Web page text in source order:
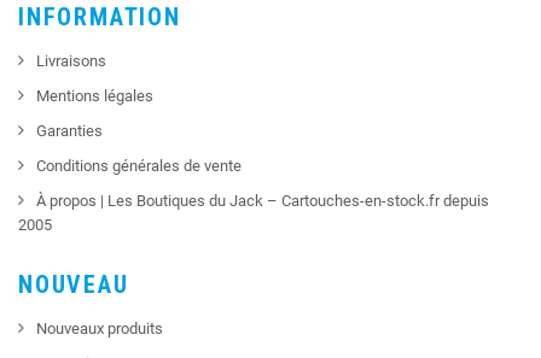
INFORMATION
Livraisons
Mentions légales
Garanties
Conditions générales de vente
À propos | Les Boutiques du Jack – Cartouches-en-stock.fr depuis
2005
NOUVEAU
Nouveaux produits